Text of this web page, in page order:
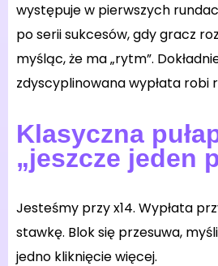
występuje w pierwszych
po serii sukcesów, gdy gracz
myśląc, że ma „rytm”.
zdyscyplinowana wypłata robi
Klasyczna
„jeszcze jeden
Jesteśmy przy x14. Wypłata
stawkę. Blok się przesuwa,
jedno kliknięcie więcej.